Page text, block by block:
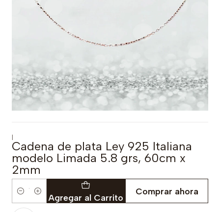
|
Cadena de plata Ley 925 Italiana
modelo Limada 5.8 grs, 60cm x
2mm
Cantidad Agregar al Carrito
Comprar ahora